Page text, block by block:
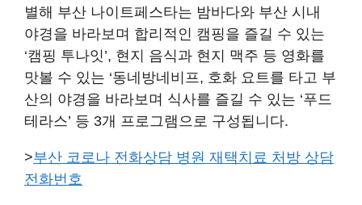
별해 부산 나이트페스타는 밤바다와 부산 시내
야경을 바라보며 합리적인 캠핑을 즐길 수 있는
‘캠핑 투나잇’, 현지 음식과 현지 맥주 등 영화를
맛볼 수 있는 ‘동네방네비프, 호화 요트를 타고 부
산의 야경을 바라보며 식사를 즐길 수 있는 ‘푸드
테라스’ 등 3개 프로그램으로 구성됩니다.
>부산 코로나 전화상담 병원 재택치료 처방 상담
전화번호